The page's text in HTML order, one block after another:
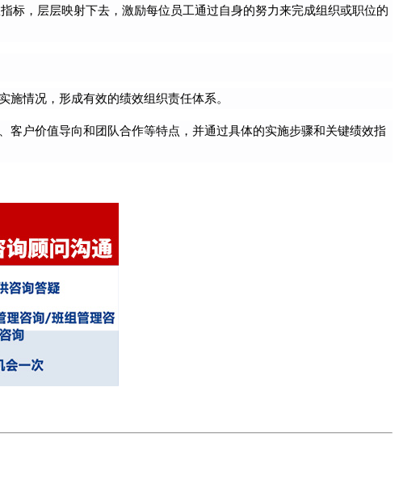
标，层层映射下去，激励每位员工通过自身的努力来完成组织或职位的
情况，形成有效的绩效组织责任体系。
户价值导向和团队合作等特点，并通过具体的实施步骤和关键绩效指